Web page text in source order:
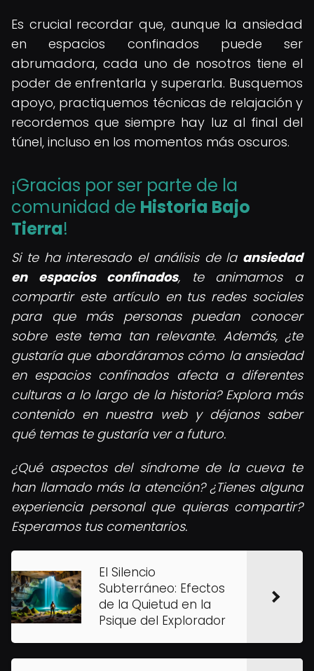
Es crucial recordar que, aunque la ansiedad
en espacios confinados puede ser
abrumadora, cada uno de nosotros tiene el
poder de enfrentarla y superarla. Busquemos
apoyo, practiquemos técnicas de relajación y
recordemos que siempre hay luz al final del
túnel, incluso en los momentos más oscuros.
¡Gracias por ser parte de la
comunidad de Historia Bajo
Tierra!
Si te ha interesado el análisis de la ansiedad
en espacios confinados, te animamos a
compartir este artículo en tus redes sociales
para que más personas puedan conocer
sobre este tema tan relevante. Además, ¿te
gustaría que abordáramos cómo la ansiedad
en espacios confinados afecta a diferentes
culturas a lo largo de la historia? Explora más
contenido en nuestra web y déjanos saber
qué temas te gustaría ver a futuro.
¿Qué aspectos del síndrome de la cueva te
han llamado más la atención? ¿Tienes alguna
experiencia personal que quieras compartir?
Esperamos tus comentarios.
El Silencio
Subterráneo: Efectos
de la Quietud en la
Psique del Explorador